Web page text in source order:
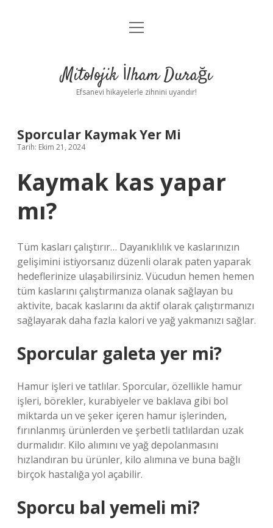
Anasayfa
Yasal Uyarı
menüyü
Mitolojik İlham Durağı
Efsanevi hikayelerle zihnini uyandır!
Sporcular Kaymak Yer Mi
Tarih: Ekim 21, 2024
Kaymak kas yapar
mı?
Tüm kasları çalıştırır… Dayanıklılık ve kaslarınızın
gelişimini istiyorsanız düzenli olarak paten yaparak
hedeflerinize ulaşabilirsiniz. Vücudun hemen hemen
tüm kaslarını çalıştırmanıza olanak sağlayan bu
aktivite, bacak kaslarını da aktif olarak çalıştırmanızı
sağlayarak daha fazla kalori ve yağ yakmanızı sağlar.
Sporcular galeta yer mi?
Hamur işleri ve tatlılar. Sporcular, özellikle hamur
işleri, börekler, kurabiyeler ve baklava gibi bol
miktarda un ve şeker içeren hamur işlerinden,
fırınlanmış ürünlerden ve şerbetli tatlılardan uzak
durmalıdır. Kilo alımını ve yağ depolanmasını
hızlandıran bu ürünler, kilo alımına ve buna bağlı
birçok hastalığa yol açabilir.
Sporcu bal yemeli mi?